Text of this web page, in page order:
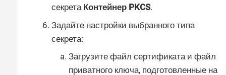
секрета Контейнер PKCS.
Задайте настройки выбранного типа
секрета:
Загрузите файл сертификата и файл
приватного ключа, подготовленные на